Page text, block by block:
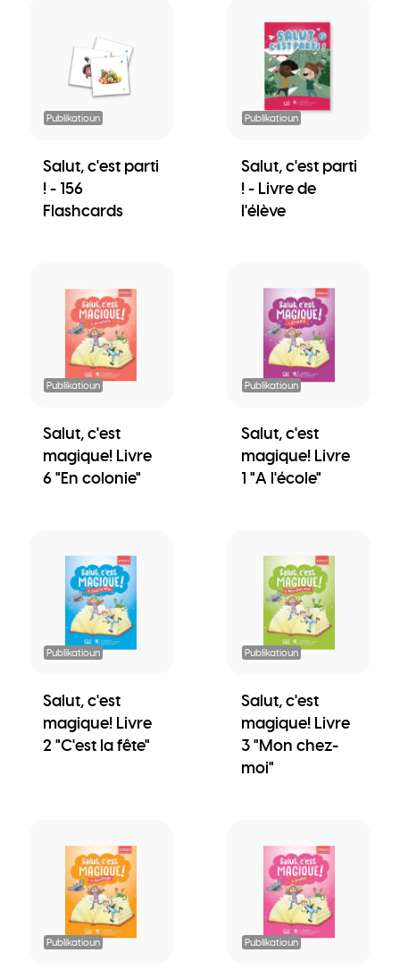
Publikatioun
Salut, c'est parti
! - 156
Flashcards
Publikatioun
Salut, c'est parti
! - Livre de
l'élève
Publikatioun
Salut, c'est
magique! Livre
6 "En colonie"
Publikatioun
Salut, c'est
magique! Livre
1 "A l'école"
Publikatioun
Salut, c'est
magique! Livre
2 "C'est la fête"
Publikatioun
Salut, c'est
magique! Livre
3 "Mon chez-
moi"
Publikatioun Publikatioun